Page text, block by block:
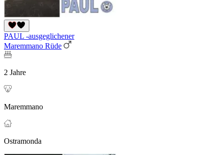
PAUL -ausgeglichener
Maremmano Rüde
2 Jahre
Maremmano
Ostramonda